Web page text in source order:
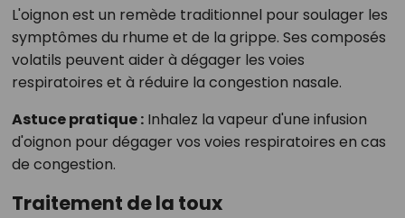
L'oignon est un remède traditionnel pour soulager les
symptômes du rhume et de la grippe. Ses composés
volatils peuvent aider à dégager les voies
respiratoires et à réduire la congestion nasale.
Astuce pratique :Inhalez la vapeur d'une infusion
d'oignon pour dégager vos voies respiratoires en cas
de congestion.
Traitement de la toux